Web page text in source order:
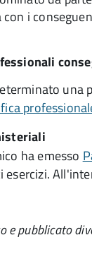
i
una
ha emesso
esercizi.
e pubblicato